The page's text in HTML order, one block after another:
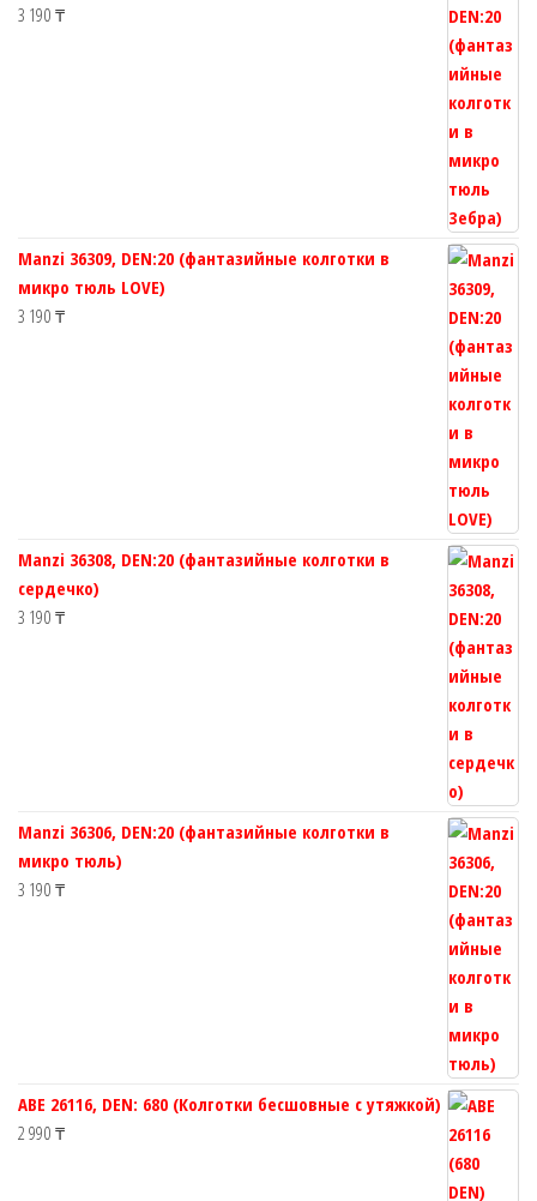
3 190 ₸
Manzi 36309, DEN:20 (фантазийные колготки в
микро тюль LOVE)
3 190 ₸
Manzi 36308, DEN:20 (фантазийные колготки в
сердечко)
3 190 ₸
Manzi 36306, DEN:20 (фантазийные колготки в
микро тюль)
3 190 ₸
ABE 26116, DEN: 680 (Колготки бесшовные с утяжкой)
2 990 ₸